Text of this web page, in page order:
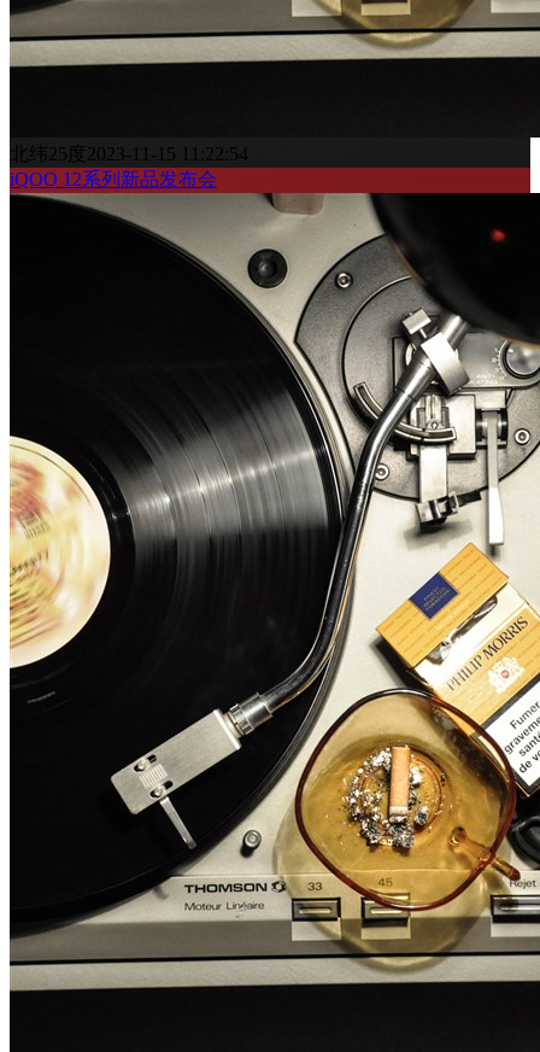
北纬25度 2023-11-15 11:22:54
iQOO 12系列新品发布会